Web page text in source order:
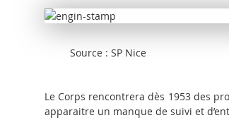
Source : SP Nice
Le Corps rencontrera dès 1953 des
apparaitre un manque de suivi et